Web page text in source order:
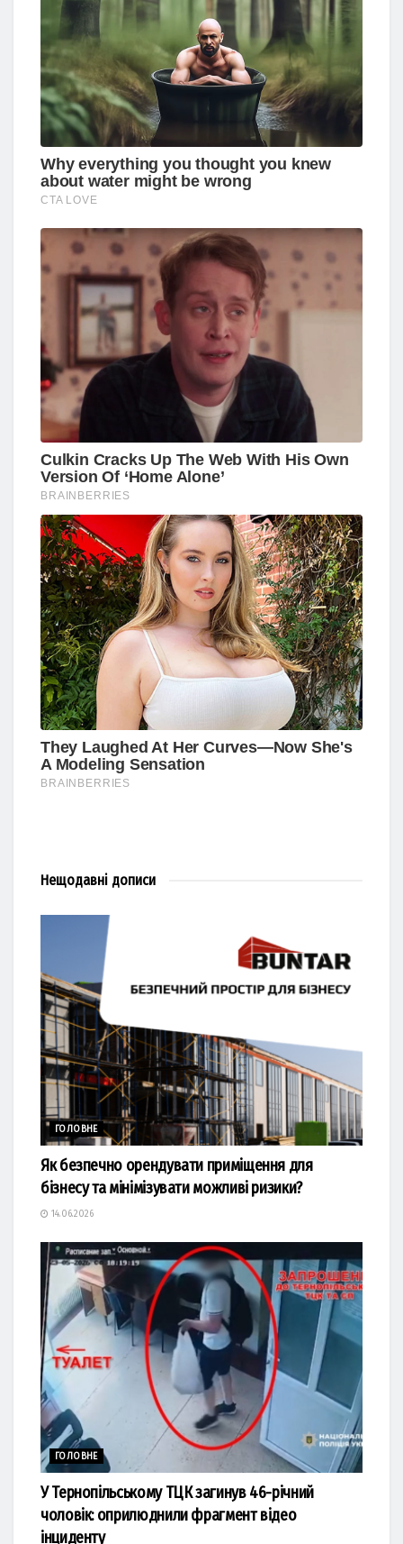
Нещодавні дописи
ГОЛОВНЕ
Як безпечно орендувати приміщення для
бізнесу та мінімізувати можливі ризики?
14.06.2026
ГОЛОВНЕ
У Тернопільському ТЦК загинув 46-річний
чоловік: оприлюднили фрагмент відео
інциденту